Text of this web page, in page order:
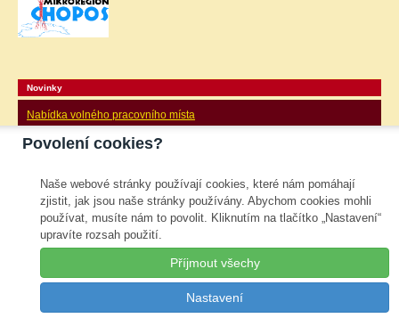
Novinky
Nabídka volného pracovního místa
ZŠ Postupice přijme do HPP kuchaře/kuchařku s
janina.zachova@seznam.cz
Kalendář akcí
Copyright © Oficiální webové stránky obce Třebešice:: Správa
Povolení cookies?
Naše webové stránky používají cookies, které nám pomáhají
zjistit, jak jsou naše stránky používány. Abychom cookies mohli
používat, musíte nám to povolit. Kliknutím na tlačítko „Nastavení“
upravíte rozsah použití.
Příjmout všechy
Nastavení